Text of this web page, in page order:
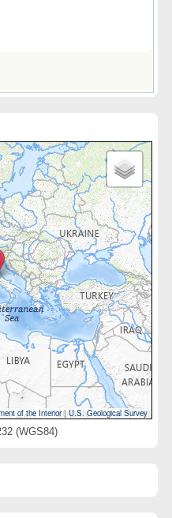
of the Interior|U.S. Geological Survey
(WGS84)